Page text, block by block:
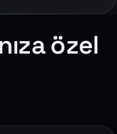
özel